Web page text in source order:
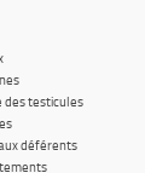
des testicules
déférents